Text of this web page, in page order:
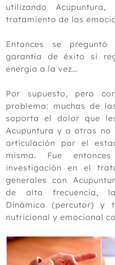
utilizando Acupuntura,
tratamiento de las
Entonces se
garantía de éxito si
energía a la vez…
Por supuesto, pero
problema: muchas de
soporta el dolor que
Acupuntura y a otras no
articulación por el
misma. Fue
investigación en el
generales con
de alta frecuencia,
Dinámica (percutor) y
nutricional y emocional